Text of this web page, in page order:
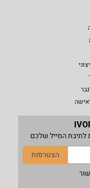
לתיבת המייל שלכם
הצטרפות